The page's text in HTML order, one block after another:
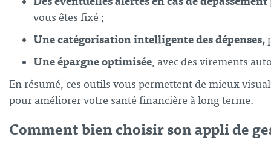
vous êtes fixé ;
Une catégorisation intelligente des dépenses,
Une épargne optimisée, avec des virements
En résumé, ces outils vous permettent de mieux
pour améliorer votre santé financière à long terme.
Comment bien choisir son appli de